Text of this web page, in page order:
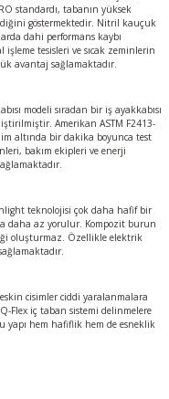
standardı, tabanın yüksek
göstermektedir. Nitril kauçuk
dahi performans kaybı
tesisleri ve sıcak zeminlerin
avantaj sağlamaktadır.
modeli sıradan bir iş ayakkabısı
Amerikan ASTM F2413-
altında bir dakika boyunca test
bakım ekipleri ve enerji
teknolojisi çok daha hafif bir
daha az yorulur. Kompozit burun
oluşturmaz. Özellikle elektrik
cisimler ciddi yaralanmalara
Flex iç taban sistemi delinmelere
yapı hem hafiflik hem de esneklik